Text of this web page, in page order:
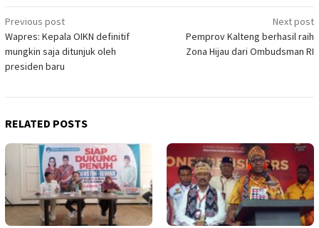
Post
navigation
Previous post
Wapres: Kepala OIKN definitif
mungkin saja ditunjuk oleh
presiden baru
Next post
Pemprov Kalteng berhasil raih
Zona Hijau dari Ombudsman RI
RELATED POSTS